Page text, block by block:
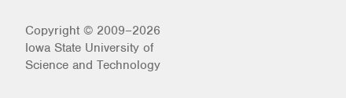
Copyright © 2009–2026
Iowa State University of
Science and Technology